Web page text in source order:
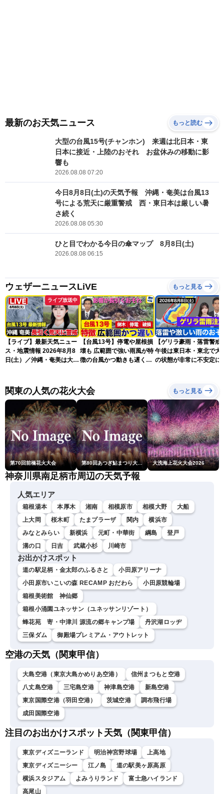
最新のお天気ニュース もっと読む
大型の台風15号(チャンホン) 来週は北日本・東
日本に接近・上陸のおそれ お盆休みの移動に影
響も
2026.08.08 07:20
今日8月8日(土)の天気予報 沖縄・奄美は台風13
号による荒天に厳重警戒 西・東日本は厳しい暑
さ続く
2026.08.08 05:30
ひと目でわかる今日の傘マップ 8月8日(土)
2026.08.08 06:15
ウェザーニュースLiVE もっと見る
ライブ放送中
【ライブ】最新天気ニュー
ス・地震情報 2026年8月8
日(土）／沖縄・奄美は大荒
ュースLiVEコーヒータイ
ム・青原桃香／山口剛央〉
【台風13号】停電や屋根損
壊も 広範囲で強い雨風が特
徴の台風かつ動きも遅く影
【ゲリラ豪雨・落雷警戒
午後は東日本・東北で大
の状態が非常に不安定に
関東の人気の花火大会 もっと見る
第70回前橋花火大会 第80回あつぎ鮎まつり大花火大会 大洗海上花火大会2026
神奈川県南足柄市周辺の天気予報
人気エリア
箱根湯本 本厚木 湘南 相模原市 相模大野
大船
上大岡
桜木町 たまプラーザ 関内
横浜市
みなとみらい
新横浜 元町・中華街 綱島
登戸
溝の口
日吉 武蔵小杉 川崎市
お出かけスポット
道の駅足柄・金太郎のふるさと
小田原アリーナ
小田原市いこいの森 RECAMP おだわら
小田原競輪場
箱根美術館 神仙郷
箱根小涌園ユネッサン（ユネッサンリゾート）
蜂花苑 寄・中津川 源流の郷キャンプ場
丹沢湖ロッヂ
三保ダム
御殿場プレミアム・アウトレット
空港の天気（関東甲信）
大島空港（東京大島かめりあ空港）
信州まつもと空港
八丈島空港
三宅島空港 神津島空港
新島空港
東京国際空港（羽田空港）
茨城空港
調布飛行場
成田国際空港
注目のお出かけスポット天気（関東甲信）
東京ディズニーランド 明治神宮野球場
上高地
東京ディズニーシー
江ノ島
道の駅美ヶ原高原
横浜スタジアム
よみうりランド
富士急ハイランド
高尾山